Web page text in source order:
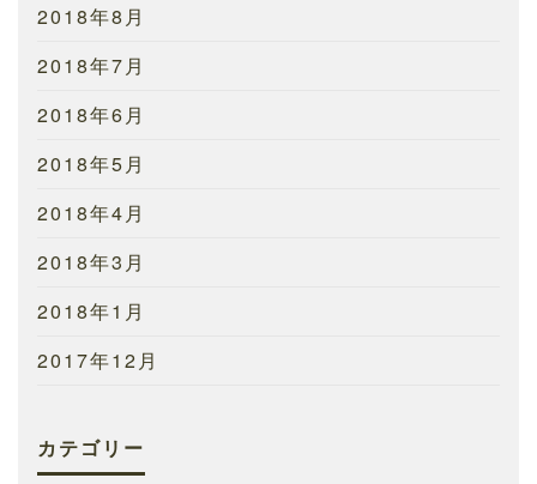
2018年8月
2018年7月
2018年6月
2018年5月
2018年4月
2018年3月
2018年1月
2017年12月
カテゴリー